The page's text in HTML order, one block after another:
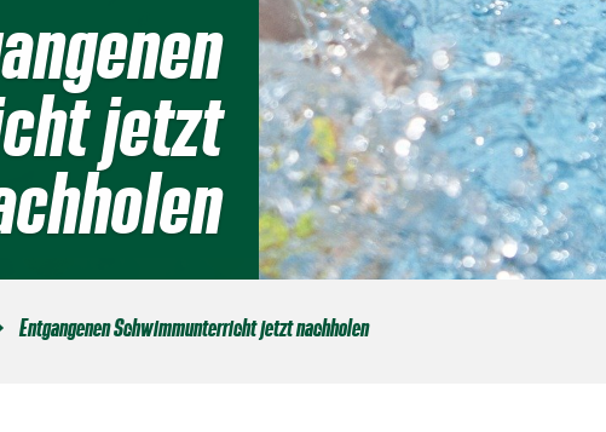
jetzt
Entgangenen Schwimmunterricht jetzt nachholen